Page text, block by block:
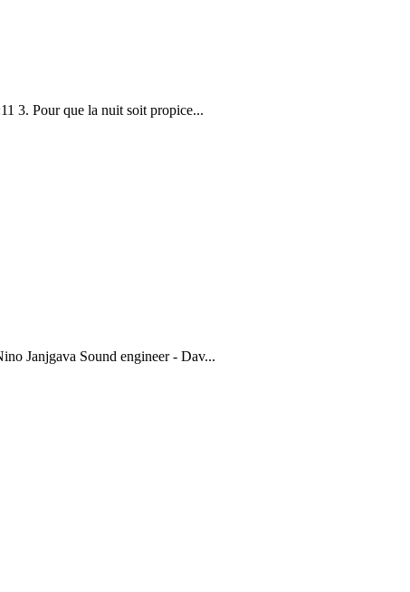
3. Pour que la nuit soit propice...
Janjgava Sound engineer - Dav...